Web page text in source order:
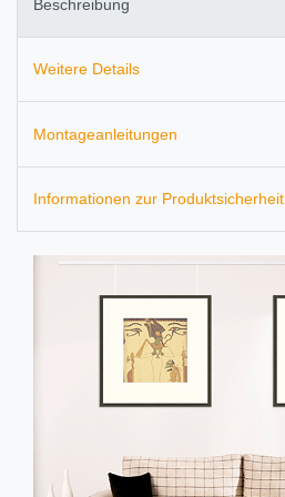
Beschreibung
Weitere Details
Montageanleitungen
Informationen zur Produktsicherheit